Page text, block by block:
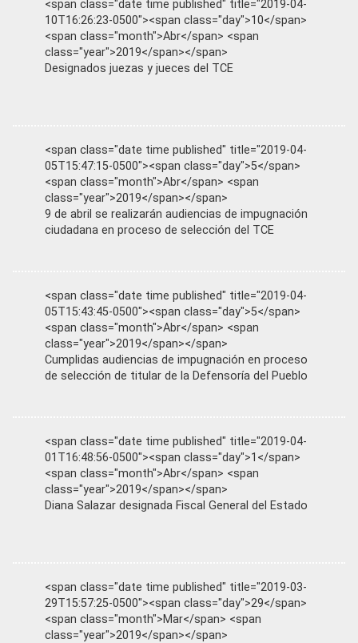
<span class="date time published" title="2019-04-
10T16:26:23-0500"><span class="day">10</span>
<span class="month">Abr</span> <span
class="year">2019</span></span>
Designados juezas y jueces del TCE
<span class="date time published" title="2019-04-
05T15:47:15-0500"><span class="day">5</span>
<span class="month">Abr</span> <span
class="year">2019</span></span>
9 de abril se realizarán audiencias de impugnación
ciudadana en proceso de selección del TCE
<span class="date time published" title="2019-04-
05T15:43:45-0500"><span class="day">5</span>
<span class="month">Abr</span> <span
class="year">2019</span></span>
Cumplidas audiencias de impugnación en proceso
de selección de titular de la Defensoría del Pueblo
<span class="date time published" title="2019-04-
01T16:48:56-0500"><span class="day">1</span>
<span class="month">Abr</span> <span
class="year">2019</span></span>
Diana Salazar designada Fiscal General del Estado
<span class="date time published" title="2019-03-
29T15:57:25-0500"><span class="day">29</span>
<span class="month">Mar</span> <span
class="year">2019</span></span>